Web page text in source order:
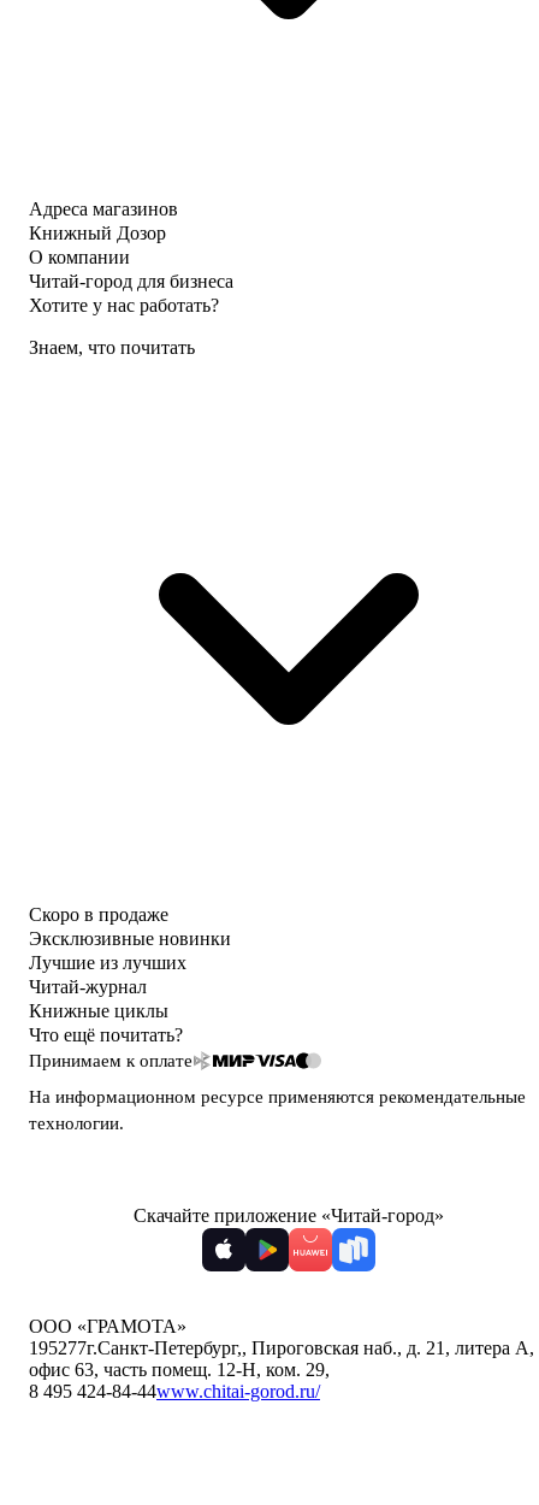
Адреса магазинов
Книжный Дозор
О компании
Читай-город для бизнеса
Хотите у нас работать?
Знаем, что почитать
Скоро в продаже
Эксклюзивные новинки
Лучшие из лучших
Читай-журнал
Книжные циклы
Что ещё почитать?
Принимаем к оплате
На информационном ресурсе применяются рекомендательные
технологии.
Скачайте приложение «Читай-город»
ООО «ГРАМОТА»
195277г.Санкт-Петербург,, Пироговская наб., д. 21, литера А,
офис 63, часть помещ. 12-Н, ком. 29,
8 495 424-84-44www.chitai-gorod.ru/